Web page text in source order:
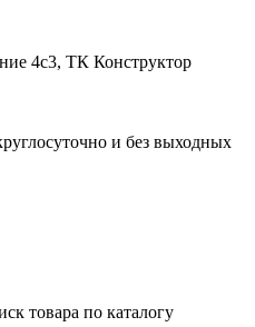
4с3, ТК Конструктор
и без выходных
товара по каталогу